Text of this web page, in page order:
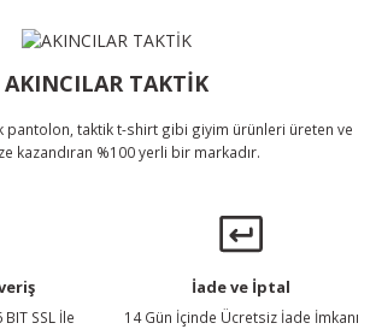
sitelerden daha pahalı.
farklı alternatifler olmalı.
Ürün Bulunamadı.
AKINCILAR TAKTİK
pantolon, taktik t-shirt gibi giyim ürünleri üreten ve
kazandıran %100 yerli bir markadır.
SSL İle
İade ve İptal
14 Gün İçinde Ücretsiz İade İmkanı